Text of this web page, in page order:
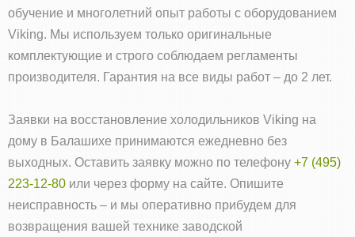
обучение и многолетний опыт работы с оборудованием
Viking. Мы используем только оригинальные
комплектующие и строго соблюдаем регламенты
производителя. Гарантия на все виды работ – до 2 лет.
Заявки на восстановление холодильников Viking на
дому в Балашихе принимаются ежедневно без
выходных. Оставить заявку можно по телефону +7 (495)
223-12-80 или через форму на сайте. Опишите
неисправность – и мы оперативно прибудем для
возвращения вашей технике заводской